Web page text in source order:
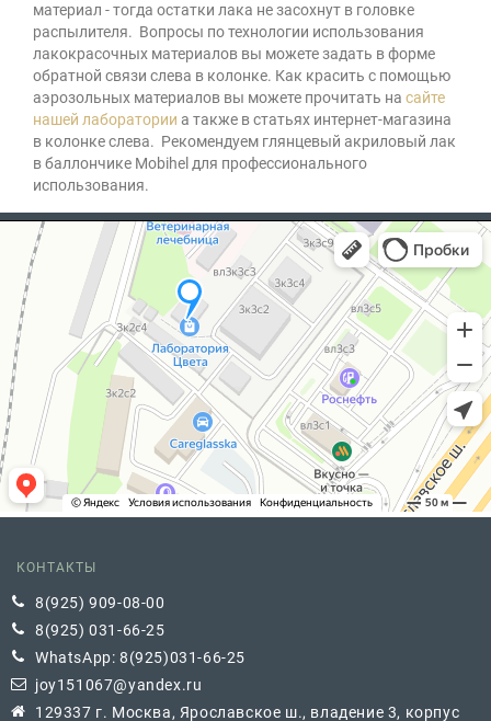
материал - тогда остатки лака не засохнут в головке
распылителя. Вопросы по технологии использования
лакокрасочных материалов вы можете задать в форме
обратной связи слева в колонке. Как красить с помощью
аэрозольных материалов вы можете прочитать на сайте
нашей лаборатории а также в статьях интернет-магазина
в колонке слева. Рекомендуем глянцевый акриловый лак
в баллончике Mobihel для профессионального
использования.
КОНТАКТЫ
8(925) 909-08-00
8(925) 031-66-25
WhatsApp: 8(925)031-66-25
joy151067@yandex.ru
129337 г. Москва, Ярославское ш., владение 3, корпус